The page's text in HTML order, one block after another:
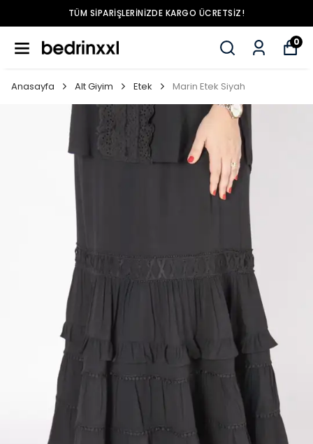
TÜM SIPARIŞLERINIZDE KARGO ÜCRETSIZ!
0
Anasayfa Alt Giyim Etek Marin Etek Siyah